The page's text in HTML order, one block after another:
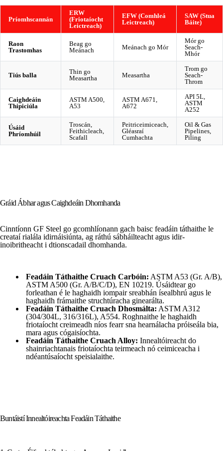
Príomhscannán
ERW
(Friotaíocht
Leictreach)
EFW (Comhleá
Leictreach)
SAW (Stua
Báite)
Raon
Trastomhas
Beag go
Meánach
Meánach go Mór
Mór go
Seach-
Mhór
Tiús balla
Thin go
Measartha
Measartha
Trom go
Seach-
Throm
Caighdeáin
Thipiciúla
ASTM A500,
A53
ASTM A671,
A672
API 5L,
ASTM
A252
Úsáid
Phríomhúil
Troscán,
Feithicleach,
Scafall
Peitriceimiceach,
Gléasraí
Cumhachta
Oil & Gas
Pipelines,
Piling
Gráid Ábhar agus Caighdeáin Dhomhanda
Cinntíonn GF Steel go gcomhlíonann gach baisc feadáin táthaithe le
creataí rialála idirnáisiúnta, ag ráthú sábháilteacht agus idir-
inoibritheacht i dtionscadail dhomhanda.
Feadáin Táthaithe Cruach Carbóin: ASTM A53 (Gr. A/B),
ASTM A500 (Gr. A/B/C/D), EN 10219. Úsáidtear go
forleathan é le haghaidh iompair sreabhán ísealbhrú agus le
haghaidh frámaithe struchtúracha ginearálta.
Feadáin Táthaithe Cruach Dhosmálta: ASTM A312
(304/304L, 316/316L), A554. Roghnaithe le haghaidh
friotaíocht creimeadh níos fearr sna hearnálacha próiseála bia,
mara agus cógaisíochta.
Feadáin Táthaithe Cruach Alloy: Innealtóireacht do
shainriachtanais friotaíochta teirmeach nó ceimiceacha i
ndéantúsaíocht speisialaithe.
Buntáistí Innealtóireachta Feadáin Táthaithe